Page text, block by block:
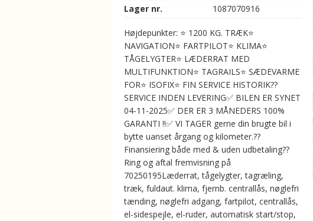
Lager nr.
1087070916
Højdepunkter: ⭐ 1200 KG. TRÆK⭐
NAVIGATION⭐ FARTPILOT⭐ KLIMA⭐
TÅGELYGTER⭐ LÆDERRAT MED
MULTIFUNKTION⭐ TAGRAILS⭐ SÆDEVARME
FOR⭐ ISOFIX⭐ FIN SERVICE HISTORIK??️
SERVICE INDEN LEVERING✅ BILEN ER SYNET
04-11-2025✅ DER ER 3 MÅNEDERS 100%
GARANTI !!✅ VI TAGER gerne din brugte bil i
bytte uanset årgang og kilometer.??
Finansiering både med & uden udbetaling??
Ring og aftal fremvisning på
70250195Læderrat, tågelygter, tagræling,
træk, fuldaut. klima, fjernb. centrallås, nøglefri
tænding, nøglefri adgang, fartpilot, centrallås,
el-sidespejle, el-ruder, automatisk start/stop,